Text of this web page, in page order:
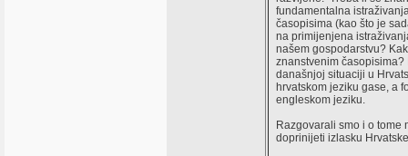
fundamentalna
časopisima (kao što je
na primijenjena
našem gospodarstvu?
znanstvenim časopisima?
današnjoj situaciji u
hrvatskom jeziku gase, a
engleskom jeziku.
Razgovarali smo i o
doprinijeti izlasku